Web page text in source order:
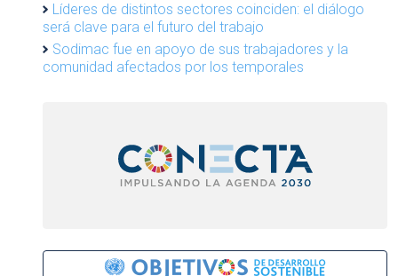
Líderes de distintos sectores coinciden: el diálogo
será clave para el futuro del trabajo
Sodimac fue en apoyo de sus trabajadores y la
comunidad afectados por los temporales